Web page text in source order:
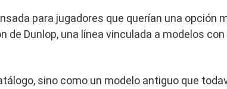
para jugadores que querían una opción
de Dunlop, una línea vinculada a modelos
sino como un modelo antiguo que